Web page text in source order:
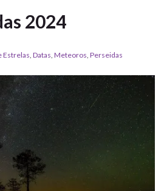
2024
Estrelas, Datas, Meteoros, Perseidas